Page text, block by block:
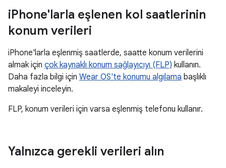
iPhone'larla eşlenen kol saatlerinin
konum verileri
iPhone'larla eşlenmiş saatlerde, saatte konum verilerini
almak için çok kaynaklı konum sağlayıcıyı (FLP) kullanın.
Daha fazla bilgi için Wear OS'te konumu algılama başlıklı
makaleyi inceleyin.
FLP, konum verileri için varsa eşlenmiş telefonu kullanır.
Yalnızca gerekli verileri alın